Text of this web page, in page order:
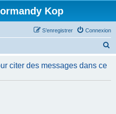
Kop
Connexion
S’enregistrer
h
citer des messages dans ce